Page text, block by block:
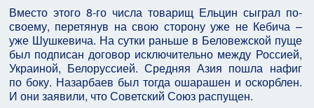
Вместо этого 8-го числа товарищ Ельцин сыграл по-
своему, перетянув на свою сторону уже не Кебича –
уже Шушкевича. На сутки раньше в Беловежской пуще
был подписан договор исключительно между Россией,
Украиной, Белоруссией. Средняя Азия пошла нафиг
по боку. Назарбаев был тогда ошарашен и оскорблен.
И они заявили, что Советский Союз распущен.